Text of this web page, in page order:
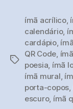
Tags
ímã acrílico,
calendário,
cardápio,
QR Code,
poesia, ímã
ímã mural,
porta-copos,
escuro, ímã